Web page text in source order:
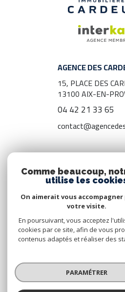
AGENCE DES
15, PLACE DES
13100AIX-EN-
04 42 21 33 65
ADHÉRENTS
Nous
© 2026 | Tous
Nos honoraires
Nos
Comme beaucoup,
utilise les
On aimerait vous
votre visite.
En poursuivant, vous acceptez
cookies par ce site, afin de vous
contenus adaptés et réaliser des
PARAMÉTRER